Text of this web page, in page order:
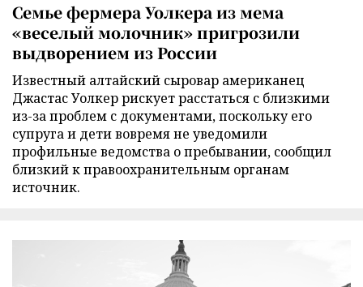
Семье фермера Уолкера из мема
«веселый молочник» пригрозили
выдворением из России
Известный алтайский сыровар американец
Джастас Уолкер рискует расстаться с близкими
из-за проблем с документами, поскольку его
супруга и дети вовремя не уведомили
профильные ведомства о пребывании, сообщил
близкий к правоохранительным органам
источник.